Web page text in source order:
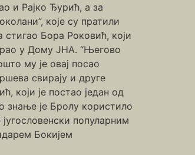
и Рајко Ђурић, а за
које су пратили
стигао Бора Роковић, који
у Дому ЈНА. “Његово
му је овај посао
свирају и друге
који је постао један од
знање је Бролу користило
популарним
Бокијем